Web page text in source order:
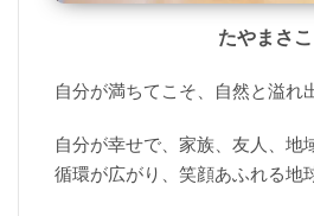
たやまさこ
自分が満ちてこそ、自然と溢れ
自分が幸せで、家族、友人、地
循環が広がり、笑顔あふれる地